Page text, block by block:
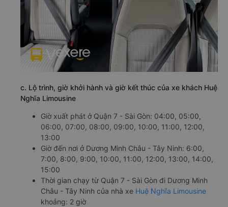
c. Lộ trình, giờ khởi hành và giờ kết thúc của xe khách Huệ
Nghĩa Limousine
Giờ xuất phát ở Quận 7 - Sài Gòn: 04:00, 05:00,
06:00, 07:00, 08:00, 09:00, 10:00, 11:00, 12:00,
13:00
Giờ đến nơi ở Dương Minh Châu - Tây Ninh: 6:00,
7:00, 8:00, 9:00, 10:00, 11:00, 12:00, 13:00, 14:00,
15:00
Thời gian chạy từ Quận 7 - Sài Gòn đi Dương Minh
Châu - Tây Ninh của nhà xe Huệ Nghĩa Limousine
khoảng: 2 giờ